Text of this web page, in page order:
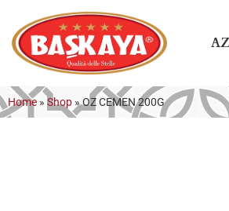
Home » Shop »OZ CEMEN 200G